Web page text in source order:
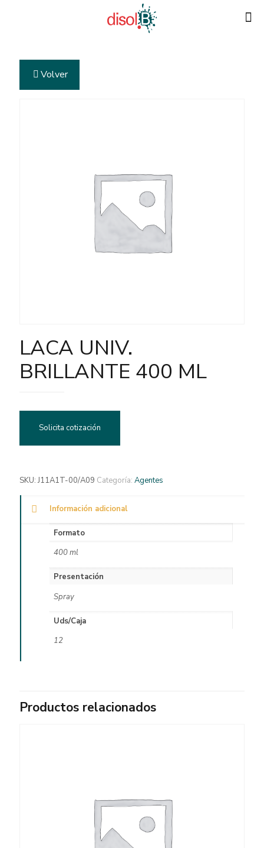
Volver
LACA UNIV.
BRILLANTE 400 ML
Solicita cotización
SKU:J11A1T-00/A09 Categoría: Agentes
Información adicional
Formato
400 ml
Presentación
Spray
Uds/Caja
12
Productos relacionados